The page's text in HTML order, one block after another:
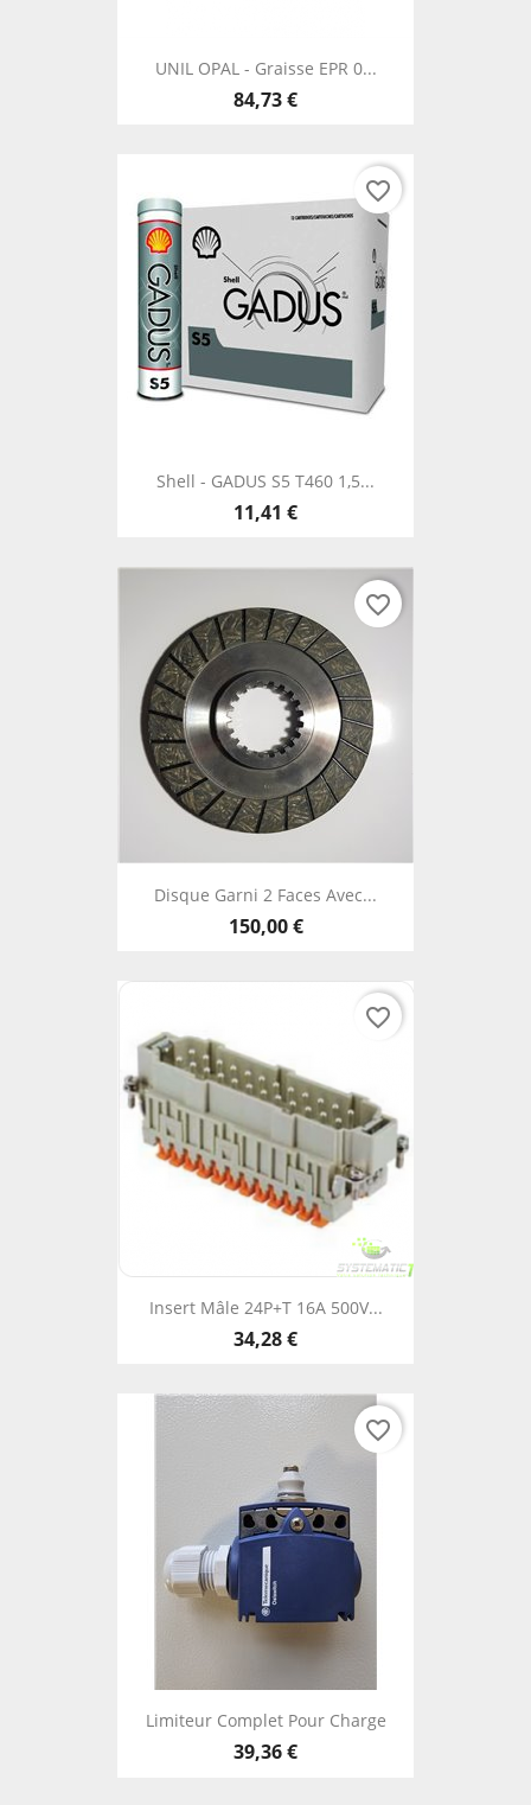
UNIL OPAL - Graisse EPR 0...
84,73 €
Shell - GADUS S5 T460 1,5...
11,41 €
favorite_border
Disque Garni 2 Faces Avec...
150,00 €
favorite_border
Insert Mâle 24P+T 16A 500V...
34,28 €
favorite_border
Limiteur Complet Pour Charge
39,36 €
favorite_border